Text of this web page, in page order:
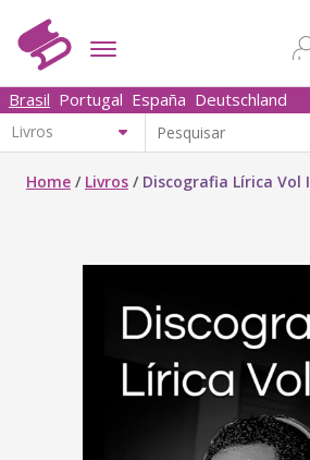
Brasil Portugal España Deutschland
Home / Livros / Discografia Lírica Vol I